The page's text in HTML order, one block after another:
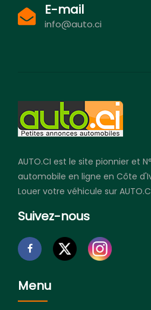
E-mail
info@auto.ci
AUTO.CI est le site pionnier et
automobile en ligne en Côte
Louer votre véhicule sur
Suivez-nous
Menu